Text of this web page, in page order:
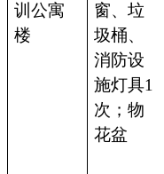
训公寓
楼
窗、垃
圾桶、
消防设
施灯具1
次；物
花盆